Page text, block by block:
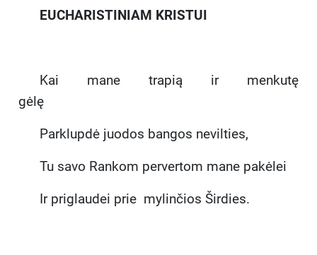
EUCHARISTINIAM KRISTUI
Kai mane trapią ir menkutę
gėlę
Parklupdė juodos bangos nevilties,
Tu savo Rankom pervertom mane pakėlei
Ir priglaudei prie mylinčios Širdies.